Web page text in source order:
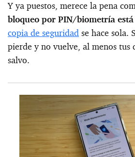
Y ya puestos, merece la pena
bloqueo por PIN/biometría
copia de seguridad se hace sola.
pierde y no vuelve, al menos tus
salvo.